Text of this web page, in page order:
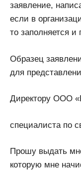
заявление,
если в
то заполняется и
Образец
для
Директору ООО
специалиста по
Прошу выдать
которую мне